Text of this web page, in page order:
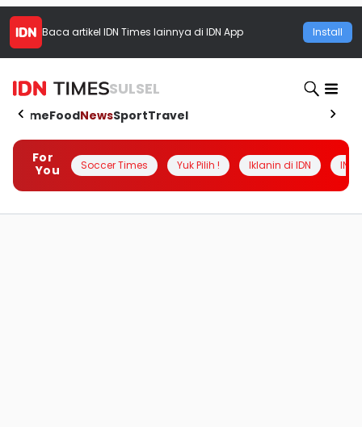
Baca artikel IDN Times lainnya di IDN App Install
SULSEL
HomeFoodNewsSportTravel
For
You
Soccer Times Yuk Pilih ! Iklanin di IDN